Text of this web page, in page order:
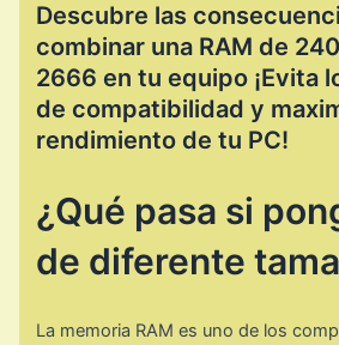
Descubre las
combinar una RAM de
2666 en tu equipo ¡Evita
de compatibilidad y
rendimiento de tu PC!
¿Qué pasa si
de diferente
La memoria RAM es uno de los